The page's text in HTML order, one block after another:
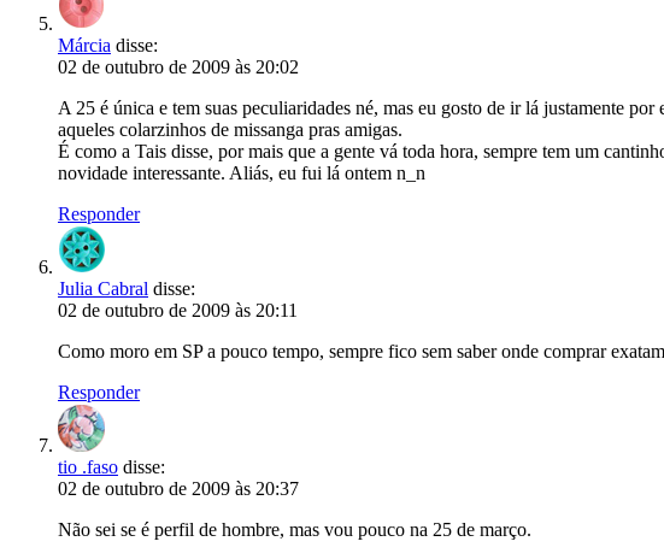
Márcia disse:
02 de outubro de 2009 às 20:02
A 25 é única e tem suas peculiaridades né, mas eu gosto de ir lá justamente
aqueles colarzinhos de missanga pras amigas.
É como a Tais disse, por mais que a gente vá toda hora, sempre tem um
novidade interessante. Aliás, eu fui lá ontem n_n
Responder
Julia Cabral disse:
02 de outubro de 2009 às 20:11
Como moro em SP a pouco tempo, sempre fico sem saber onde comprar
Responder
tio .faso disse:
02 de outubro de 2009 às 20:37
Não sei se é perfil de hombre, mas vou pouco na 25 de março.